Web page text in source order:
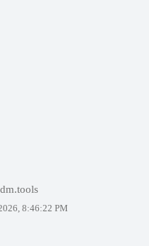
8:46:22 PM